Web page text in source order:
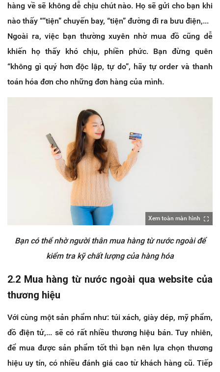
hàng về sẽ không dễ chịu chút nào. Họ sẽ gửi cho bạn khi
nào thấy “”tiện” chuyến bay, “tiện” đường đi ra bưu điện,...
Ngoài ra, việc bạn thường xuyên nhờ mua đồ cũng dễ
khiến họ thấy khó chịu, phiền phức. Bạn đừng quên
“không gì quý hơn độc lập, tự do”, hãy tự order và thanh
toán hóa đơn cho những đơn hàng của mình.
Xem toàn màn hình
Bạn có thể nhờ người thân mua hàng từ nước ngoài để
kiểm tra kỹ chất lượng của hàng hóa
2.2 Mua hàng từ nước ngoài qua website của
thương hiệu
Với cùng một sản phẩm như: túi xách, giày dép, mỹ phẩm,
đồ điện tử,... sẽ có rất nhiều thương hiệu bán. Tuy nhiên,
để mua được sản phẩm tốt thì bạn nên lựa chọn thương
hiệu uy tín, có nhiều đánh giá cao từ khách hàng cũ. Tiếp